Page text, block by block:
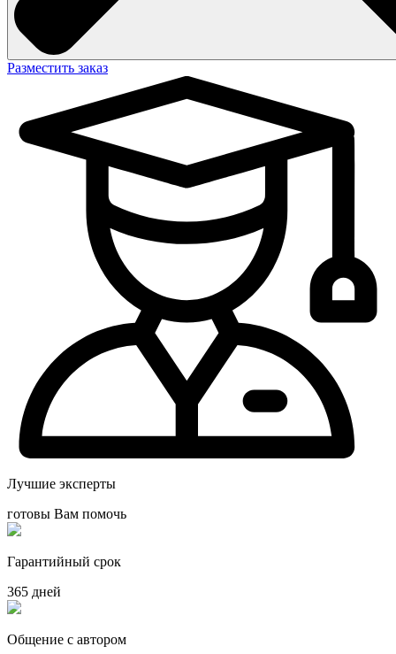
Разместить заказ
Лучшие эксперты
готовы Вам помочь
Гарантийный срок
365 дней
Общение с автором